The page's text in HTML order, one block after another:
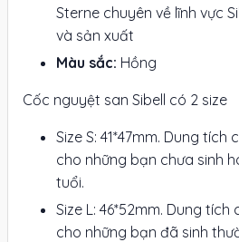
Sterne chuyên về lĩnh vực
và sản xuất
Màu sắc: Hồng
Cốc nguyệt san Sibell có 2 size
Size S: 41*47mm. Dung tích
cho những bạn chưa sinh
tuổi.
Size L: 46*52mm. Dung tích
cho những bạn đã sinh